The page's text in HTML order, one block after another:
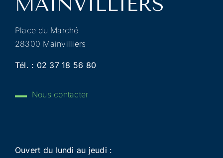
Place du Marché
28300 Mainvilliers
Tél. : 02 37 18 56 80
Nous contacter
Ouvert du lundi au jeudi :